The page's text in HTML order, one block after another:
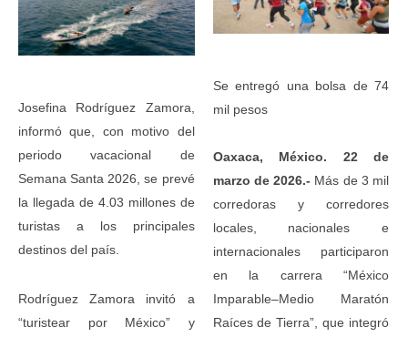
Josefina Rodríguez Zamora,
informó que, con motivo del
periodo vacacional de
Semana Santa 2026, se prevé
la llegada de 4.03 millones de
turistas a los principales
destinos del país.
Rodríguez Zamora invitó a
“turistear por México” y
Se entregó una bolsa de 74
mil pesos
Oaxaca, México. 22 de
marzo de 2026.- Más de 3 mil
corredoras y corredores
locales, nacionales e
internacionales participaron
en la carrera “México
Imparable–Medio Maratón
Raíces de Tierra”, que integró